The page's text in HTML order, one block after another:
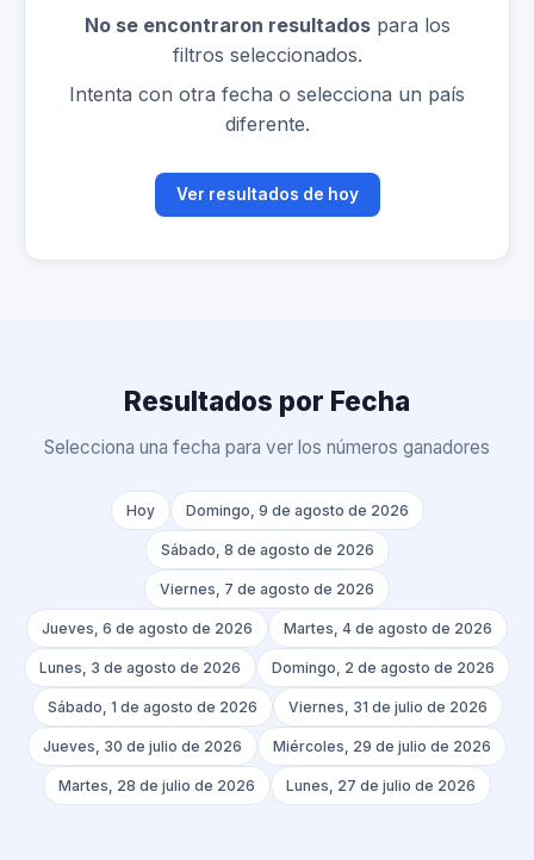
No se encontraron resultadospara los
filtros seleccionados.
Intenta con otra fecha o selecciona un país
diferente.
Ver resultados de hoy
Resultados por Fecha
Selecciona una fecha para ver los números ganadores
Hoy Domingo, 9 de agosto de 2026
Sábado, 8 de agosto de 2026
Viernes, 7 de agosto de 2026
Jueves, 6 de agosto de 2026 Martes, 4 de agosto de 2026
Lunes, 3 de agosto de 2026 Domingo, 2 de agosto de 2026
Sábado, 1 de agosto de 2026 Viernes, 31 de julio de 2026
Jueves, 30 de julio de 2026 Miércoles, 29 de julio de 2026
Martes, 28 de julio de 2026 Lunes, 27 de julio de 2026